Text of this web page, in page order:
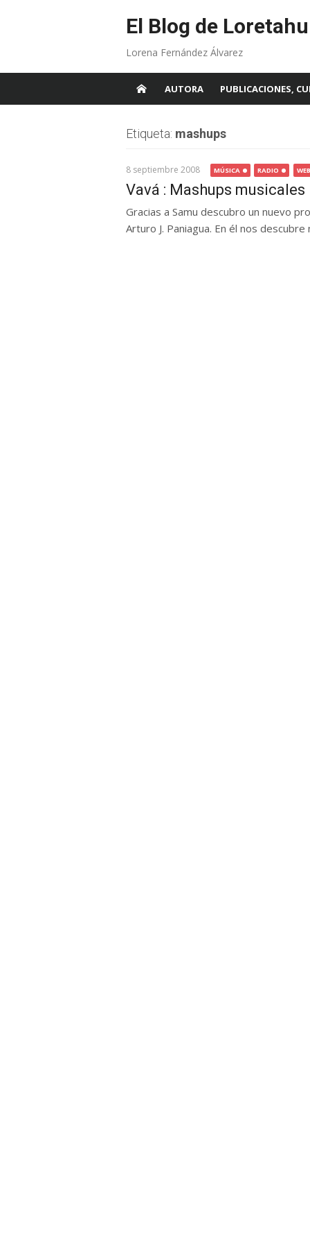
El Blog de
Lorena Fernández Álvarez
AUTORA PUBLICACIONES,
Etiqueta: mashups
8 septiembre 2008 MÚSICA RADIO
Vavá : Mashups musicales
Gracias a Samu descubro un nuevo
Arturo J. Paniagua. En él nos descubre